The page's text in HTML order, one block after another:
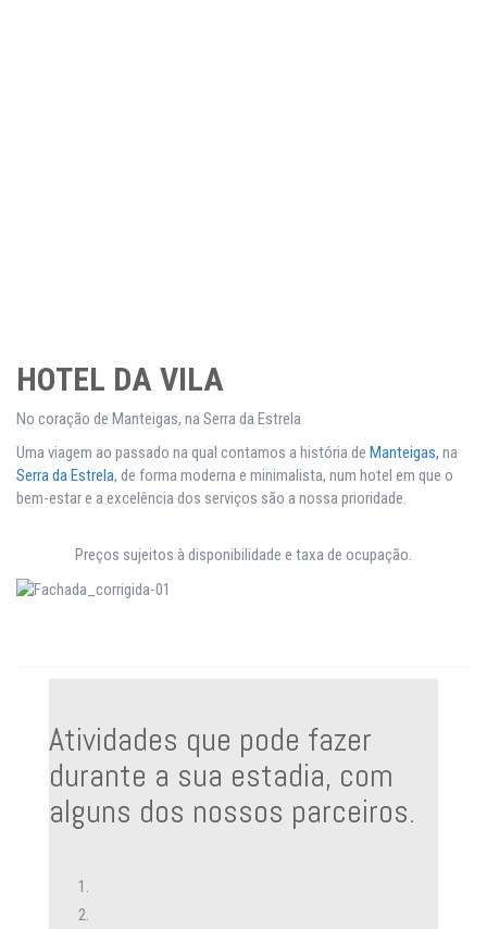
HOTEL DA VILA
No coração de Manteigas, na Serra da Estrela
Uma viagem ao passado na qual contamos a história de Manteigas, na
Serra da Estrela, de forma moderna e minimalista, num hotel em que o
bem-estar e a excelência dos serviços são a nossa prioridade.
Preços sujeitos à disponibilidade e taxa de ocupação.
Atividades que pode fazer
durante a sua estadia, com
alguns dos nossos parceiros.